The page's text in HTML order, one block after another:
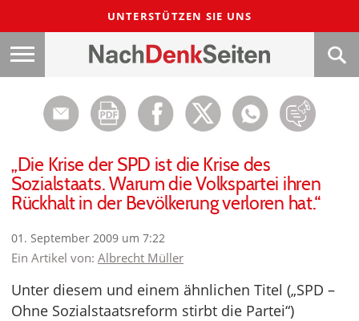
UNTERSTÜTZEN SIE UNS
„Die Krise der SPD ist die Krise des
Sozialstaats. Warum die Volkspartei ihren
Rückhalt in der Bevölkerung verloren hat.“
01. September 2009 um 7:22
Ein Artikel von: Albrecht Müller
Unter diesem und einem ähnlichen Titel („SPD –
Ohne Sozialstaatsreform stirbt die Partei“)